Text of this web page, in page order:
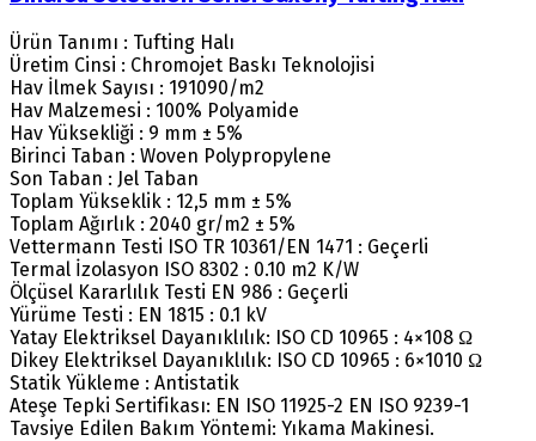
Ürün Tanımı : Tufting Halı
Üretim Cinsi : Chromojet Baskı Teknolojisi
Hav İlmek Sayısı : 191090/m2
Hav Malzemesi : 100% Polyamide
Hav Yüksekliği : 9 mm ± 5%
Birinci Taban : Woven Polypropylene
Son Taban : Jel Taban
Toplam Yükseklik : 12,5 mm ± 5%
Toplam Ağırlık : 2040 gr/m2 ± 5%
Vettermann Testi ISO TR 10361/EN 1471 : Geçerli
Termal İzolasyon ISO 8302 : 0.10 m2 K/W
Ölçüsel Kararlılık Testi EN 986 : Geçerli
Yürüme Testi : EN 1815 : 0.1 kV
Yatay Elektriksel Dayanıklılık: ISO CD 10965 : 4×108 Ω
Dikey Elektriksel Dayanıklılık: ISO CD 10965 : 6×1010 Ω
Statik Yükleme : Antistatik
Ateşe Tepki Sertifikası: EN ISO 11925-2 EN ISO 9239-1
Tavsiye Edilen Bakım Yöntemi: Yıkama Makinesi.